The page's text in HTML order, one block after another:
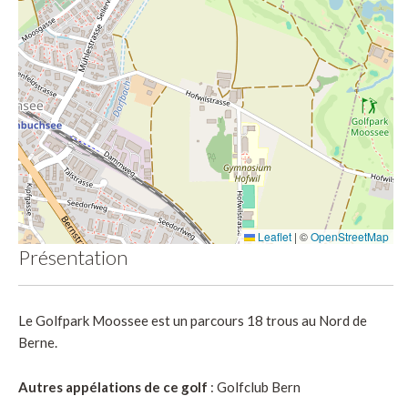
Leaflet | ©OpenStreetMap
Présentation
Le Golfpark Moossee est un parcours 18 trous au Nord de
Berne.
Autres appélations de ce golf : Golfclub Bern